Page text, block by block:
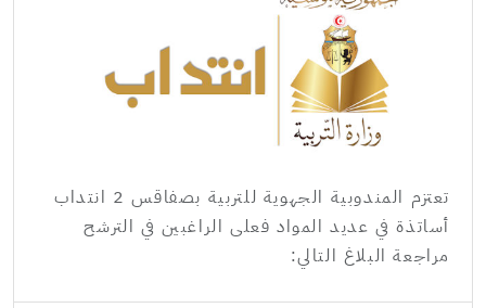
تعتزم المندوبية الجهوية للتربية بصفاقس 2 انتداب
أساتذة في عديد المواد فعلى الراغبين في الترشح
مراجعة البلاغ التالي: